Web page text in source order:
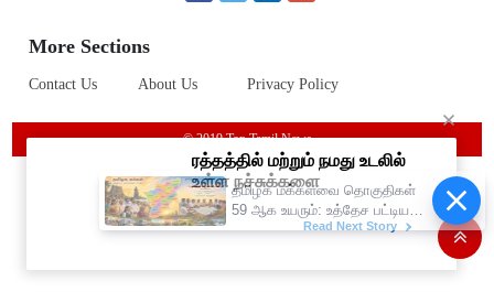
More Sections
Contact Us About Us Privacy Policy
© 2019 Top Tamil News
தமிழக மக்களவை தொகுதிகள்
59 ஆக உயரும்: உத்தேச பட்டியல்
இதோ!